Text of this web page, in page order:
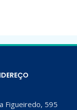
Figueiredo, 595